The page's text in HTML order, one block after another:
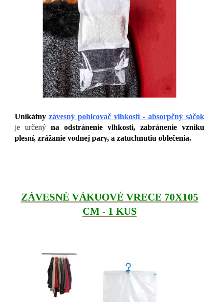
Unikátny závesný pohlcovač vlhkosti - absorpčný sáčok
je určený na odstránenie vlhkosti, zabránenie vzniku
plesní, zrážanie vodnej pary, a zatuchnutiu oblečenia.
ZÁVESNÉ VÁKUOVÉ VRECE 70X105
CM - 1 KUS